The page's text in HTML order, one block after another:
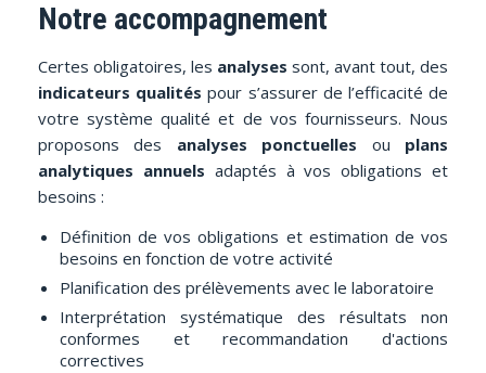
Notre accompagnement
Certes obligatoires, les analyses sont, avant tout, des
indicateurs qualités pour s’assurer de l’efficacité de
votre système qualité et de vos fournisseurs. Nous
proposons des analyses ponctuelles ou plans
analytiques annuels adaptés à vos obligations et
besoins :
Définition de vos obligations et estimation de vos
besoins en fonction de votre activité
Planification des prélèvements avec le laboratoire
Interprétation systématique des résultats non
conformes et recommandation d'actions
correctives